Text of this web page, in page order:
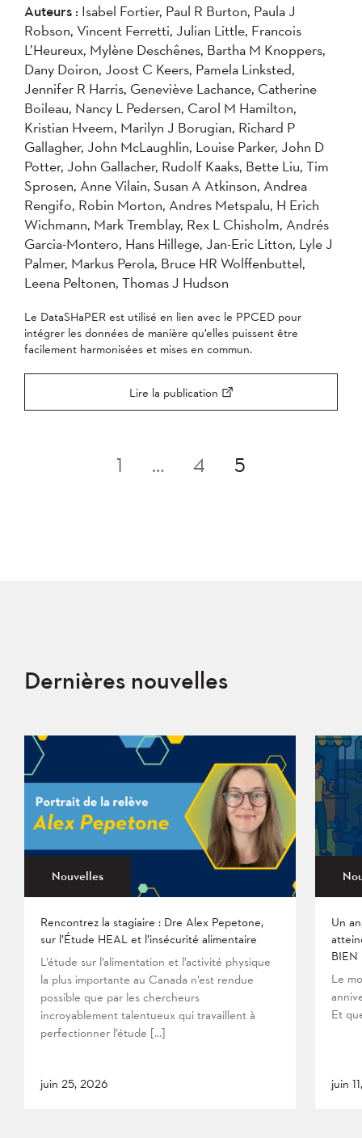
Auteurs : Isabel Fortier, Paul R Burton, Paula J
Robson, Vincent Ferretti, Julian Little, Francois
L’Heureux, Mylène Deschênes, Bartha M Knoppers,
Dany Doiron, Joost C Keers, Pamela Linksted,
Jennifer R Harris, Geneviève Lachance, Catherine
Boileau, Nancy L Pedersen, Carol M Hamilton,
Kristian Hveem, Marilyn J Borugian, Richard P
Gallagher, John McLaughlin, Louise Parker, John D
Potter, John Gallacher, Rudolf Kaaks, Bette Liu, Tim
Sprosen, Anne Vilain, Susan A Atkinson, Andrea
Rengifo, Robin Morton, Andres Metspalu, H Erich
Wichmann, Mark Tremblay, Rex L Chisholm, Andrés
Garcia-Montero, Hans Hillege, Jan-Eric Litton, Lyle J
Palmer, Markus Perola, Bruce HR Wolffenbuttel,
Leena Peltonen, Thomas J Hudson
Le DataSHaPER est utilisé en lien avec le PPCED pour
intégrer les données de manière qu’elles puissent être
facilement harmonisées et mises en commun.
Lire la publication
Pagination
1 … 4 5
Dernières nouvelles
Nouvelles
Rencontrez la stagiaire : Dre Alex Pepetone,
sur l’Étude HEAL et l’insécurité alimentaire
L’étude sur l’alimentation et l’activité physique
la plus importante au Canada n’est rendue
possible que par les chercheurs
incroyablement talentueux qui travaillent à
perfectionner l’étude […]
juin 25, 2026
Un
BIEN
Le
Et
juin